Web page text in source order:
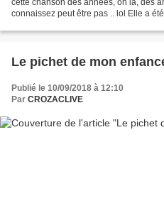
connaissez peut être pas .. lol Elle a
Le pichet de mon
Publié le 10/09/2018 à 12:10
Par CROZACLIVE